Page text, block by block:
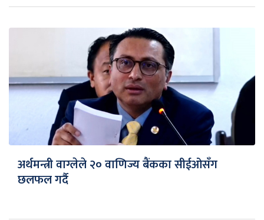
अर्थमन्त्री वाग्लेले २० वाणिज्य बैंकका सीईओसँग
छलफल गर्दै